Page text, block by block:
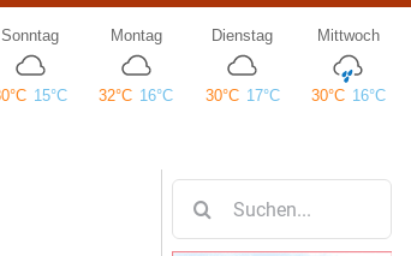
nach: